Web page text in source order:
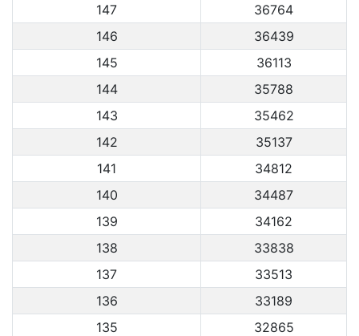
147
36764
146
36439
145
36113
144
35788
143
35462
142
35137
141
34812
140
34487
139
34162
138
33838
137
33513
136
33189
135
32865